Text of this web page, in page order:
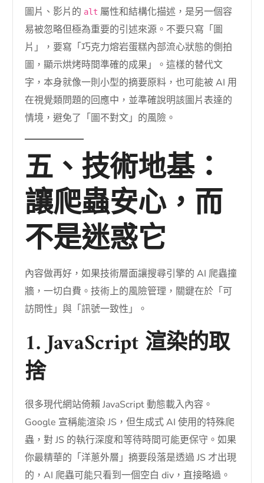
圖片、影片的 alt 屬性和結構化描述，是另一個容
易被忽略但極為重要的引述來源。不要只寫「圖
片」，要寫「巧克力熔岩蛋糕內部流心狀態的側拍
圖，顯示烘烤時間準確的成果」。這樣的替代文
字，本身就像一則小型的摘要原料，也可能被 AI 用
在視覺類問題的回應中，並準確說明該圖片表達的
情境，避免了「圖不對文」的風險。
五、技術地基：
讓爬蟲安心，而
不是迷惑它
內容做再好，如果技術層面讓搜尋引擎的 AI 爬蟲撞
牆，一切白費。技術上的風險管理，關鍵在於「可
訪問性」與「訊號一致性」。
1. JavaScript 渲染的取
捨
很多現代網站倚賴 JavaScript 動態載入內容。
Google 宣稱能渲染 JS，但生成式 AI 使用的特殊爬
蟲，對 JS 的執行深度和等待時間可能更保守。如果
你最精華的「洋蔥外層」摘要段落是透過 JS 才出現
的，AI 爬蟲可能只看到一個空白 div，直接略過。